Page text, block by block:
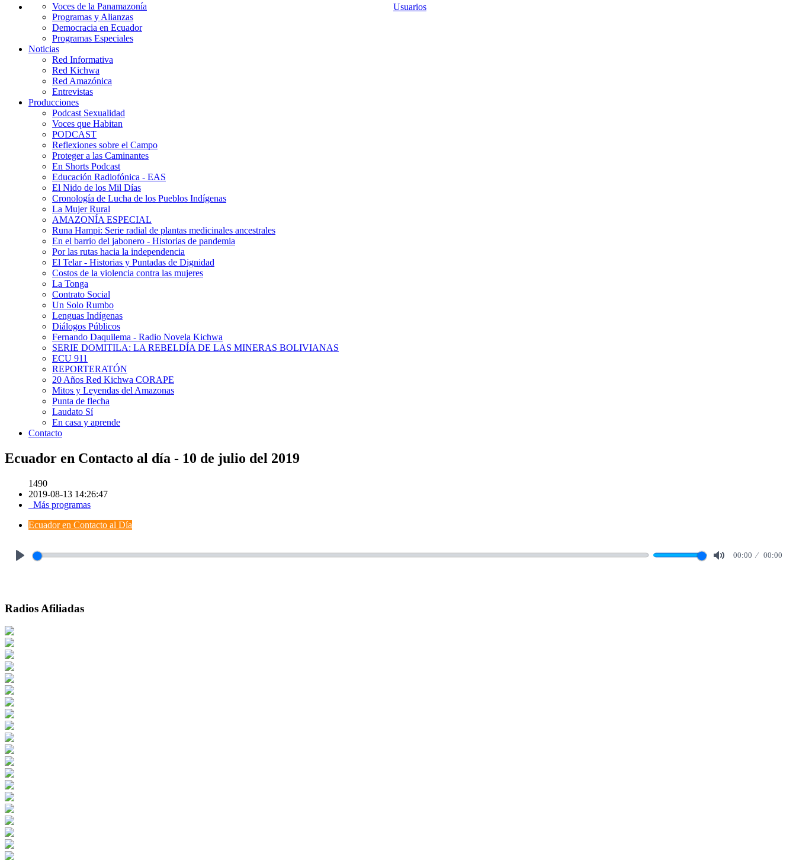
Usuarios
Voces de la Panamazonía
Programas y Alianzas
Democracia en Ecuador
Programas Especiales
Noticias
Red Informativa
Red Kichwa
Red Amazónica
Entrevistas
Producciones
Podcast Sexualidad
Voces que Habitan
PODCAST
Reflexiones sobre el Campo
Proteger a las Caminantes
En Shorts Podcast
Educación Radiofónica - EAS
El Nido de los Mil Días
Cronología de Lucha de los Pueblos Indígenas
La Mujer Rural
AMAZONÍA ESPECIAL
Runa Hampi: Serie radial de plantas medicinales ancestrales
En el barrio del jabonero - Historias de pandemia
Por las rutas hacia la independencia
El Telar - Historias y Puntadas de Dignidad
Costos de la violencia contra las mujeres
La Tonga
Contrato Social
Un Solo Rumbo
Lenguas Indígenas
Diálogos Públicos
Fernando Daquilema - Radio Novela Kichwa
SERIE DOMITILA: LA REBELDÍA DE LAS MINERAS BOLIVIANAS
ECU 911
REPORTERATÓN
20 Años Red Kichwa CORAPE
Mitos y Leyendas del Amazonas
Punta de flecha
Laudato Sí
En casa y aprende
Contacto
Ecuador en Contacto al día - 10 de julio del 2019
1490
2019-08-13 14:26:47
Más programas
Ecuador en Contacto al Día
00:00 00:00
Radios Afiliadas